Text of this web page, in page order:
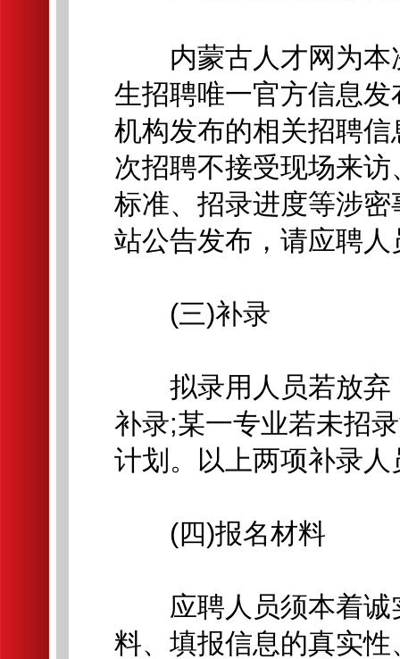
内蒙古人才网为本
生招聘唯一官方信息
机构发布的相关招聘
次招聘不接受现场来
标准、招录进度等涉
站公告发布，请应聘
(三)补录
拟录用人员若放弃
补录;某一专业若未招
计划。以上两项补录
(四)报名材料
应聘人员须本着诚
料、填报信息的真实